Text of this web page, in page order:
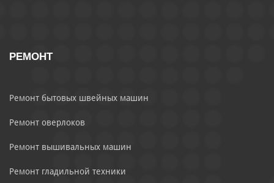
РЕМОНТ
Ремонт бытовых швейных машин
Ремонт оверлоков
Ремонт вышивальных машин
Ремонт гладильной техники